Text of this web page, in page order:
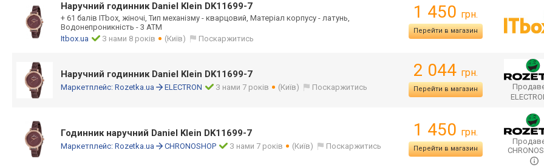
Наручний годинник Daniel Klein DK11699-7
+ 61 балів ITbox, жіночі, Тип механізму - кварцовий, Матеріал корпусу - латунь,
Водонепроникність - 3 АТМ
Itbox.ua
З нами 8 років (Київ) Поскаржитись
1 450 грн.
Перейти в магазин
Наручний годинник Daniel Klein DK11699-7
Маркетплейс: Rozetka.ua ELECTRON З нами 7 років (Київ) Поскаржитись
2 044 грн.
Перейти в магазин
Годинник наручний Daniel Klein DK11699-7
Маркетплейс: Rozetka.ua CHRONOSHOP З нами 7 років (Київ) Поскаржитись
1 450 грн.
Перейти в магазин